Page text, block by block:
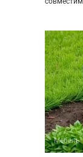
Мебель